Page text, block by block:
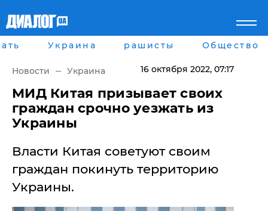
Главная
рассея
Мир
Беларусь
Военное обозрение
Наука и Техника
Мнение
Пресса
Шоу-биз
Города
Харьков
Днепр
Украина рашисты Общество
Новости Украина 16 октября 2022, 07:17
МИД Китая призывает своих
граждан срочно уезжать из
Украины
​Власти Китая советуют своим
граждан покинуть территорию
Украины.